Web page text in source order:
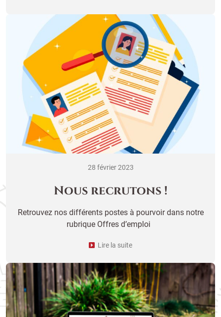
28 février 2023
Nous recrutons !
Retrouvez nos différents postes à pourvoir dans notre
rubrique Offres d’emploi
Lire la suite